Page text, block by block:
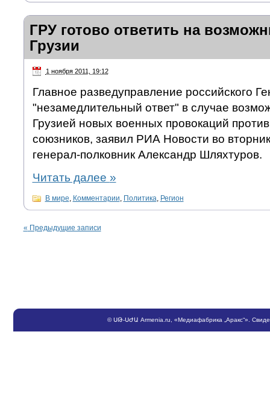
ГРУ готово ответить на
Грузии
1 ноября 2011, 19:12
Главное разведуправление российского
"незамедлительный ответ" в случае
Грузией новых военных провокаций
союзников, заявил РИА Новости во
генерал-полковник Александр Шляхтуров.
Читать далее »
В мире, Комментарии, Политика, Регион
« Предыдущие записи
©ՍԹ-ՍԺԱ Armenia.ru , «Медиафабрика „Аракс“».